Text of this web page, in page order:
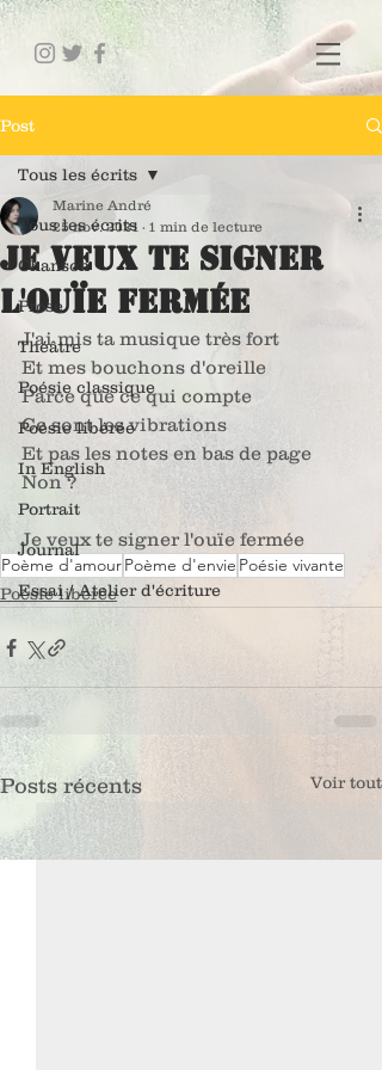
Post
Tous les écrits
Chanson
Prose
Théâtre
Poésie classique
Poésie libérée
In English
Portrait
Journal
Essai / Atelier d'écriture
Tous les écrits
Je veux te signer
l'ouïe fermée
Marine André
25 nov. 2021
1 min de lecture
J'ai mis ta musique très fort
Et mes bouchons d'oreille
Parce que ce qui compte
Ce sont les vibrations
Et pas les notes en bas de page
Non ?
Je veux te signer l'ouïe fermée
Poème d'amourPoème d'envie Poésie vivante
Poésie libérée
Posts récents Voir tout